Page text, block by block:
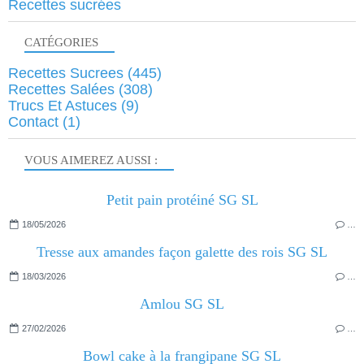
VOUS AIMEREZ AUSSI :
Petit pain protéiné SG SL
18/05/2026
Tresse aux amandes façon galette des rois SG SL
18/03/2026
Amlou SG SL
27/02/2026
Bowl cake à la frangipane SG SL
Recettes sucrées
CATÉGORIES
Recettes Sucrees (445)
Recettes Salées (308)
Trucs Et Astuces (9)
Contact (1)